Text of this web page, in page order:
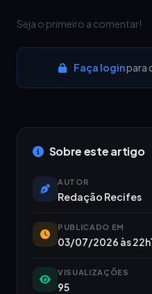
Seja o primeiro a comentar!
Faça loginpara
Sobre este artigo
AUTOR
Redação Recifes
PUBLICADO EM
03/07/2026 às
VISUALIZAÇÕES
95